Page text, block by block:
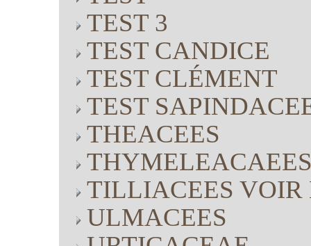
TEST 3
TEST CANDICE
TEST CLÉMENT
TEST
THEACEES
TILLIACEES VOIR
ULMACEES